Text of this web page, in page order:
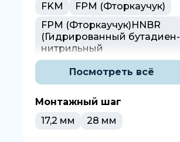
FKM
FPM (Фторкаучук)
FPM (Фторкаучук)HNBR
(Гидрированный бутадиен-
нитрильный
эластомер)NBR (Бутадиен-
нитрильный каучук)
нитрильный каучук)
Посмотреть всё
Монтажный шаг
17,2 мм
28 мм